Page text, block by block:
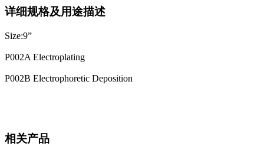
详细规格及用途描述
Size:9”
P002A Electroplating
P002B Electrophoretic Deposition
相关产品